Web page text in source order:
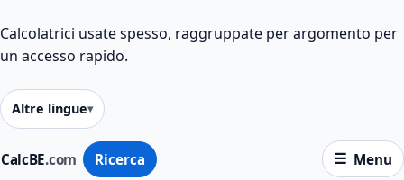
CalcBE.com Ricerca Menu
Calcolatrici usate spesso, raggruppate per argomento per
un accesso rapido.
Altre lingue